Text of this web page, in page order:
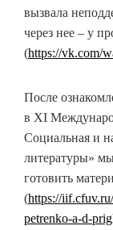
вызвала
через нее – у
(https://vk.com/
После
в XI
Социальная и
литературы»
готовить
(https://
petrenko-a-d-